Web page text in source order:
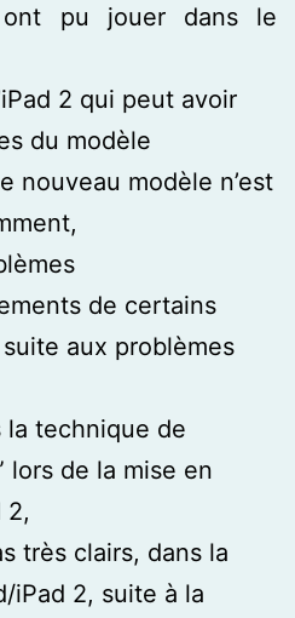
ont pu jouer dans le
2 qui peut avoir
du modèle
nouveau modèle n’est
de certains
aux problèmes
la technique de
lors de la mise en
2,
très clairs, dans la
iPad 2, suite à la